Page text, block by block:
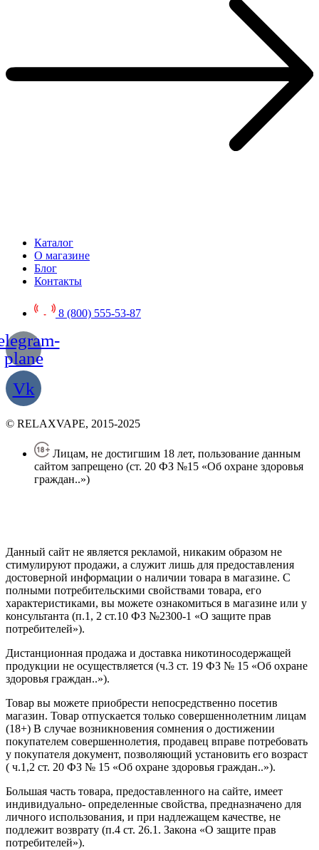
Каталог
О магазине
Блог
Контакты
8 (800) 555-53-87
plane
Vk
© RELAXVAPE, 2015-2025
Лицам, не достигшим 18 лет, пользование данным
сайтом запрещено (ст. 20 ФЗ №15 «Об охране здоровья
граждан..»)
Данный сайт не является рекламой, никаким образом не
стимулируют продажи, а служит лишь для предоставления
достоверной информации о наличии товара в магазине. С
полными потребительскими свойствами товара, его
характеристиками, вы можете ознакомиться в магазине или у
консультанта (п.1, 2 ст.10 ФЗ №2300-1 «О защите прав
потребителей»).
Дистанционная продажа и доставка никотиносодержащей
продукции не осуществляется (ч.3 ст. 19 ФЗ № 15 «Об охране
здоровья граждан..»).
Товар вы можете приобрести непосредственно посетив
магазин. Товар отпускается только совершеннолетним лицам
(18+) В случае возникновения сомнения о достижении
покупателем совершеннолетия, продавец вправе потребовать
у покупателя документ, позволяющий установить его возраст
( ч.1,2 ст. 20 ФЗ № 15 «Об охране здоровья граждан..»).
Большая часть товара, предоставленного на сайте, имеет
индивидуально- определенные свойства, предназначено для
личного использования, и при надлежащем качестве, не
подлежит возврату (п.4 ст. 26.1. Закона «О защите прав
потребителей»).